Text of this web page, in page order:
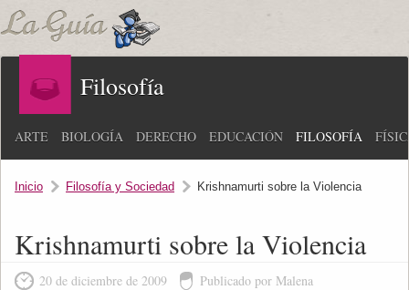
Filosofía
ARTE BIOLOGÍA DERECHO EDUCACIÓN FILOSOFÍA
Inicio Filosofía y Sociedad Krishnamurti sobre la Violencia
Krishnamurti sobre la Violencia
20 de diciembre de 2009 Publicado por Malena